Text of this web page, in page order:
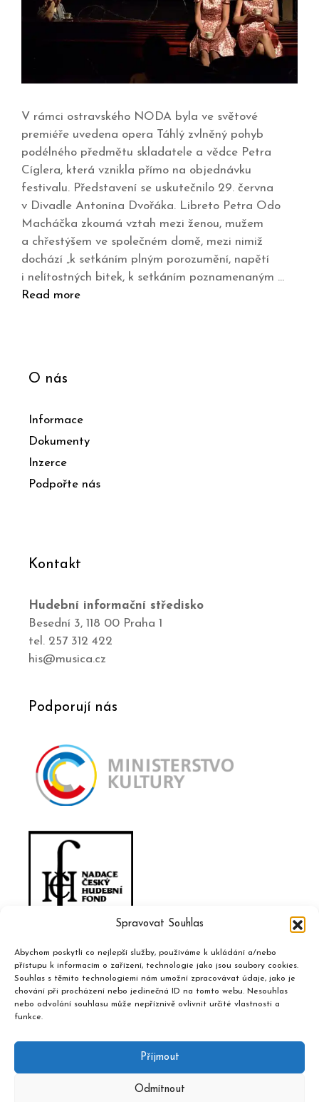
Spravovat Souhlas
Abychom poskytli co nejlepší služby, používáme k ukládání a/nebo
přístupu k informacím o zařízení, technologie jako jsou soubory cookies.
Souhlas s těmito technologiemi nám umožní zpracovávat údaje, jako je
chování při procházení nebo jedinečná ID na tomto webu. Nesouhlas
nebo odvolání souhlasu může nepříznivě ovlivnit určité vlastnosti a
funkce.
Příjmout
Odmítnout
V rámci ostravského NODA byla ve světové
premiéře uvedena opera Táhlý zvlněný pohyb
podélného předmětu skladatele a vědce Petra
Cíglera, která vznikla přímo na objednávku
festivalu. Představení se uskutečnilo 29. června
v Divadle Antonína Dvořáka. Libreto Petra Odo
Macháčka zkoumá vztah mezi ženou, mužem
a chřestýšem ve společném domě, mezi nimiž
dochází „k setkáním plným porozumění, napětí
i nelítostných bitek, k setkáním poznamenaným …
Read more
O nás
Informace
Dokumenty
Inzerce
Podpořte nás
Kontakt
Hudební informační středisko
Besední 3, 118 00 Praha 1
tel. 257 312 422
his@musica.cz
Podporují nás